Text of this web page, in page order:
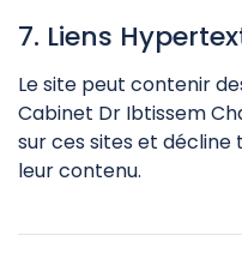
7. Liens
Le site peut contenir
Cabinet Dr Ibtissem
sur ces sites et
leur contenu.